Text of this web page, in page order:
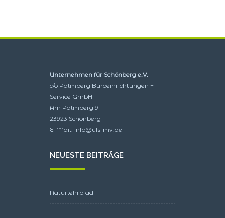
Unternehmen für Schönberg e.V.
c/o Palmberg Büroeinrichtungen +
Service GmbH
Am Palmberg 9
23923 Schönberg
E-Mail: info@ufs-mv.de
NEUESTE BEITRÄGE
Naturlehrpfad